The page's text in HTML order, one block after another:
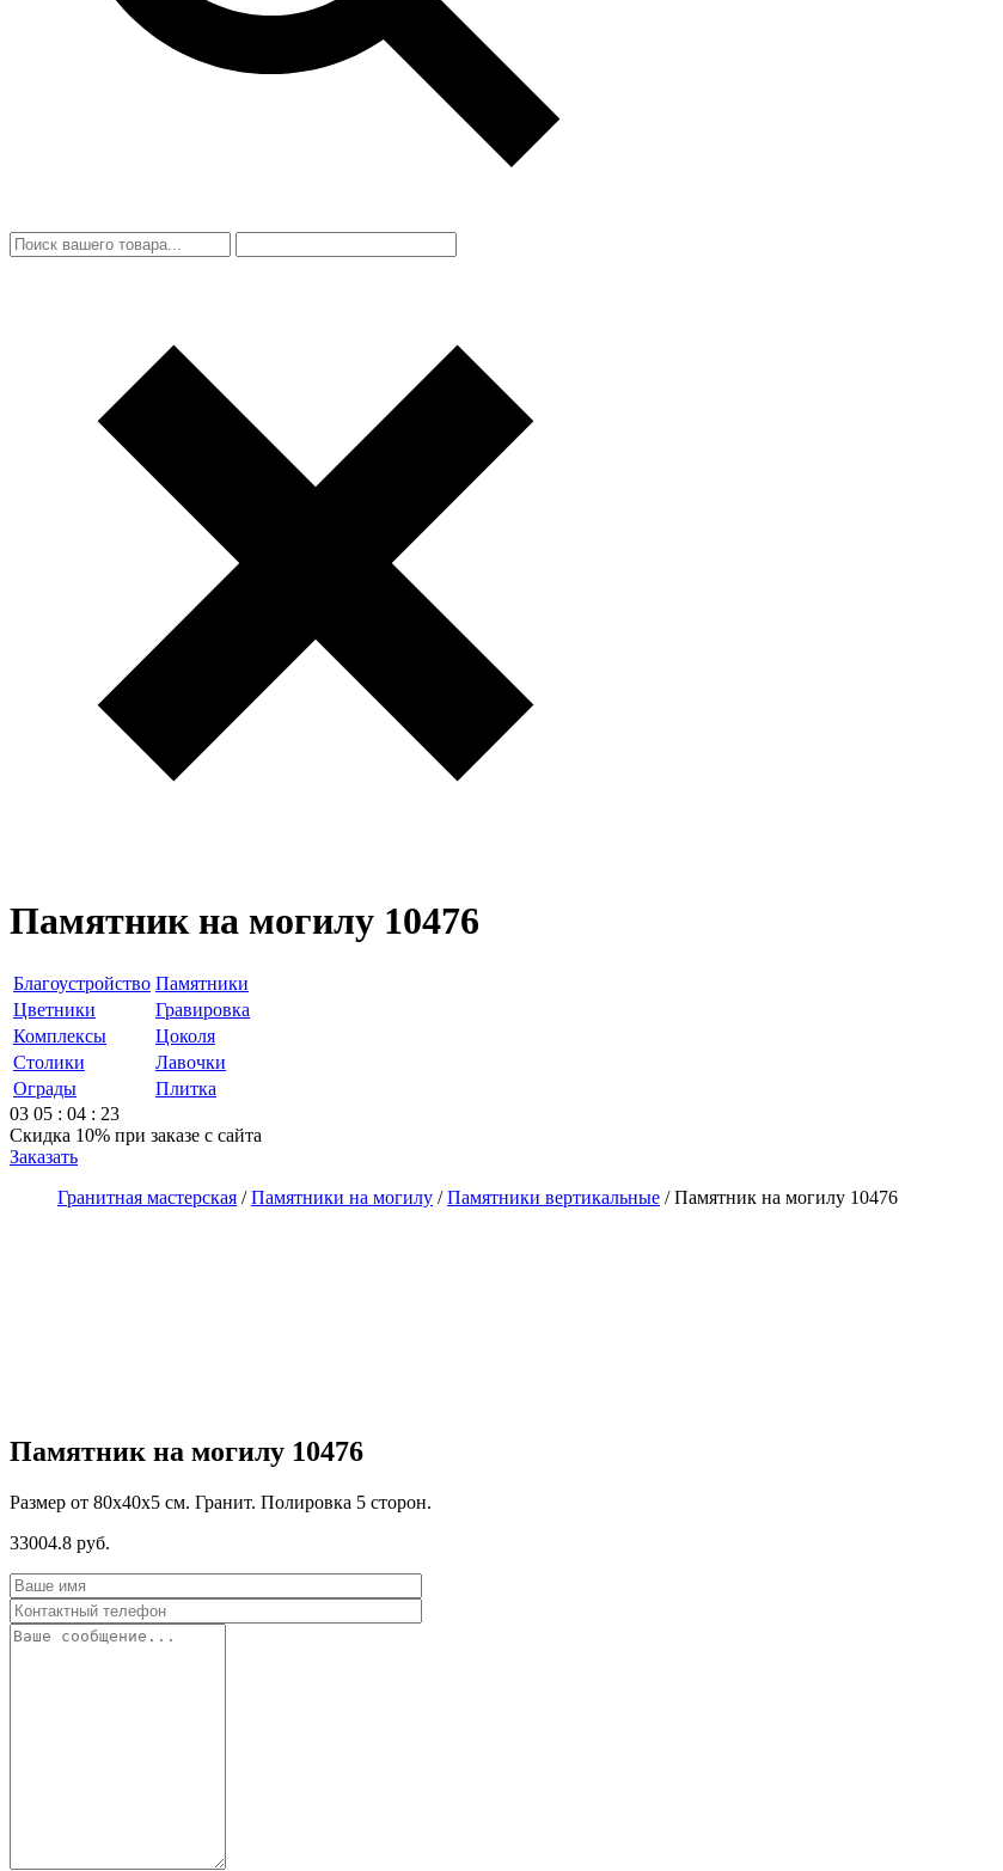
Памятник на могилу 10476
Благоустройство Памятники
Цветники
Гравировка
Комплексы
Цоколя
Столики
Лавочки
Ограды
Плитка
03 05 : 04 : 23
Скидка 10% при заказе с сайта
Заказать
Гранитная мастерская /Памятники на могилу /Памятники вертикальные /Памятник на могилу 10476
Памятник на могилу 10476
Размер от 80х40х5 см. Гранит. Полировка 5 сторон.
33004.8 руб.